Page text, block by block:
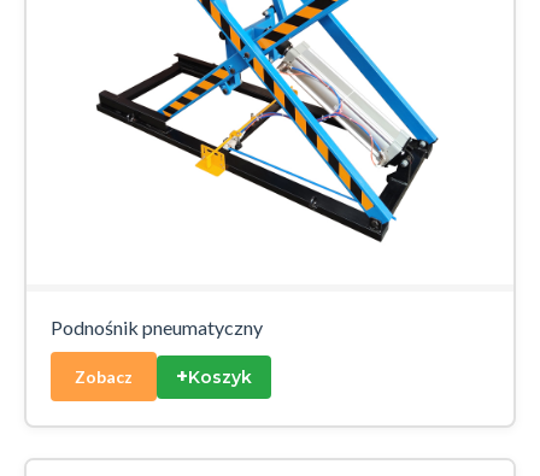
Podnośnik pneumatyczny
Zobacz +Koszyk